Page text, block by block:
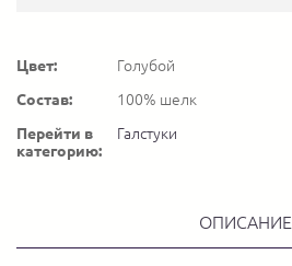
Цвет:
Голубой
Состав:
100% шелк
Перейти в
категорию:
Галстуки
ОПИСАНИЕ